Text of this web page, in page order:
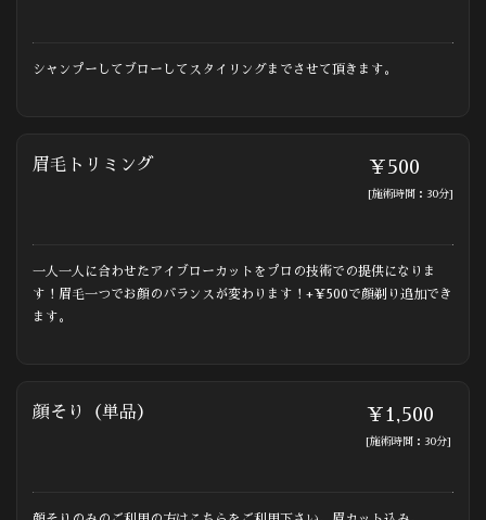
シャンプーしてブローしてスタイリングまでさせて頂きます。
眉毛トリミング ￥500
[施術時間：30分]
一人一人に合わせたアイブローカットをプロの技術での提供になりま
す！眉毛一つでお顔のバランスが変わります！+￥500で顔剃り追加でき
ます。
顔そり（単品） ￥1,500
[施術時間：30分]